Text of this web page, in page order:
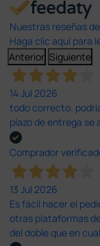
Nuestras reseñas
Haga clic aquí para
Anterior Siguiente
14 Jul 2026
todo correcto.
plazo de entrega se
Comprador
13 Jul 2026
Es fácil hacer el
otras plataformas
del doble que en